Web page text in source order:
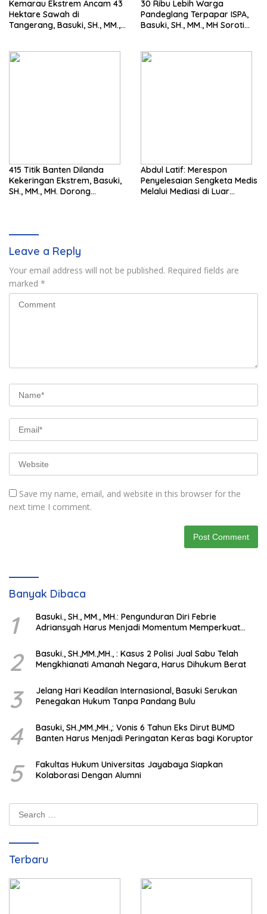
Kemarau Ekstrem Ancam 43
Hektare Sawah di
Tangerang, Basuki, SH., MM.,
30 Ribu Lebih Warga
Pandeglang Terpapar ISPA,
Basuki, SH., MM., MH Soroti
415 Titik Banten Dilanda
Kekeringan Ekstrem, Basuki,
SH., MM., MH. Dorong
Abdul Latif: Merespon
Penyelesaian Sengketa Medis
Melalui Mediasi di Luar
Leave a Reply
Your email address will not be published. Required fields are
marked *
Save my name, email, and website in this browser for the
next time I comment.
Banyak Dibaca
1
Basuki., SH., MM., MH.: Pengunduran Diri Febrie
Adriansyah Harus Menjadi Momentum Memperkuat
2
Basuki., SH.,MM.,MH., : Kasus 2 Polisi Jual Sabu Telah
Mengkhianati Amanah Negara, Harus Dihukum Berat
3
Jelang Hari Keadilan Internasional, Basuki Serukan
Penegakan Hukum Tanpa Pandang Bulu
4
Basuki, SH.,MM.,MH.,: Vonis 6 Tahun Eks Dirut BUMD
Banten Harus Menjadi Peringatan Keras bagi Koruptor
5
Fakultas Hukum Universitas Jayabaya Siapkan
Kolaborasi Dengan Alumni
Search
for:
Terbaru